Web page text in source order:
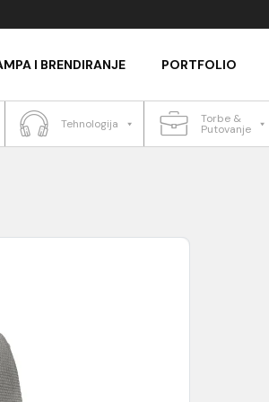
I BRENDIRANJE PORTFOLIO
Tehnologija Torbe &
Putovanje